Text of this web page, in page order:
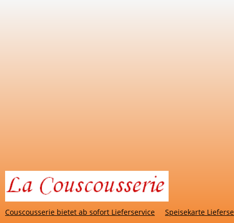
Couscousserie bietet ab sofort Lieferservice Speisekarte